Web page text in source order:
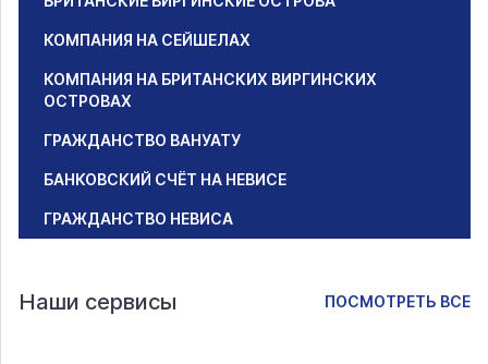
КОМПАНИЯ НА СЕЙШЕЛАХ
КОМПАНИЯ НА БРИТАНСКИХ ВИРГИНСКИХ
ОСТРОВАХ
ГРАЖДАНСТВО ВАНУАТУ
БАНКОВСКИЙ СЧЁТ НА НЕВИСЕ
ГРАЖДАНСТВО НЕВИСА
Наши сервисы ПОСМОТРЕТЬ ВСЕ